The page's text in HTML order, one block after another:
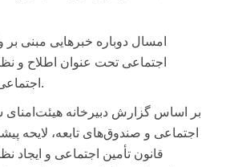
امسال دوباره خبرهایی مبنی بر
اجتماعی تحت عنوان اطلاح و
اجتماعی مطرح است.
بر اساس گزارش دبیرخانه هیئت‌امنای
اجتماعی و صندوق‌های تابعه، لایحه
قانون تأمین اجتماعی و ایجاد